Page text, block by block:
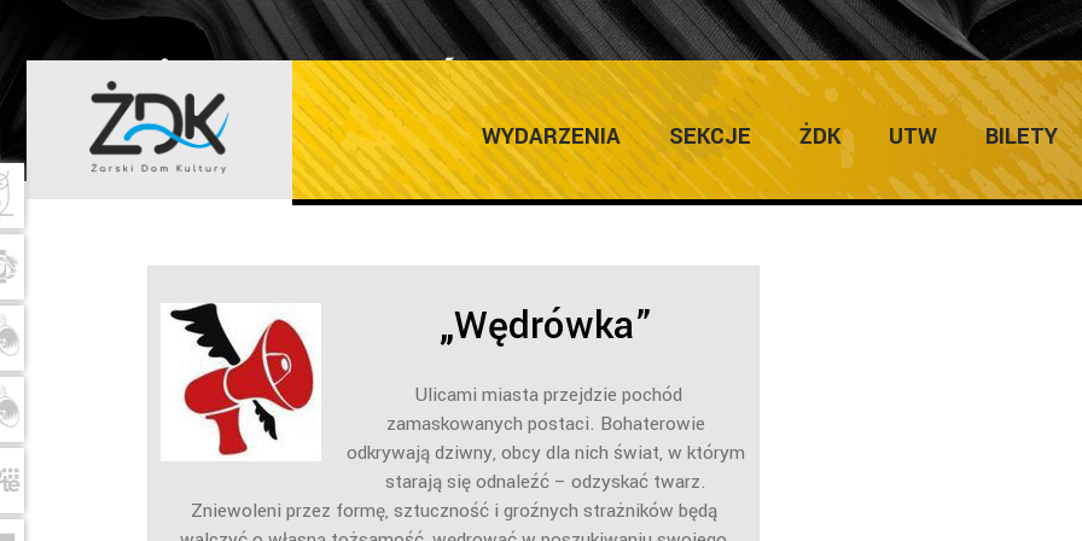
WYDARZENIA SEKCJE ŻDK UTW BILETY
Ż’ART 3 PAŹDZIERNIKA
„Wędrówka”
Ulicami miasta przejdzie pochód
zamaskowanych postaci. Bohaterowie
odkrywają dziwny, obcy dla nich świat, w którym
starają się odnaleźć – odzyskać twarz.
Zniewoleni przez formę, sztuczność i groźnych strażników będą